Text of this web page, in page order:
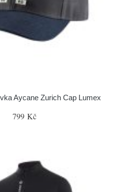
Aycane Zurich Cap Lumex
799 Kč